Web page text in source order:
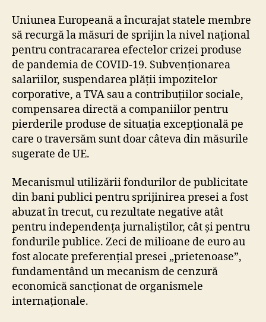
Uniunea Europeană a încurajat statele membre
să recurgă la măsuri de sprijin la nivel național
pentru contracararea efectelor crizei produse
de pandemia de COVID-19. Subvenționarea
salariilor, suspendarea plății impozitelor
corporative, a TVA sau a contribuțiilor sociale,
compensarea directă a companiilor pentru
pierderile produse de situația excepțională pe
care o traversăm sunt doar câteva din măsurile
sugerate de UE.
Mecanismul utilizării fondurilor de publicitate
din bani publici pentru sprijinirea presei a fost
abuzat în trecut, cu rezultate negative atât
pentru independența jurnaliștilor, cât și pentru
fondurile publice. Zeci de milioane de euro au
fost alocate preferențial presei „prietenoase”,
fundamentând un mecanism de cenzură
economică sancționat de organismele
internaționale.